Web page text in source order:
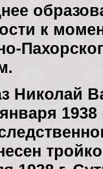
к
Николай
1938